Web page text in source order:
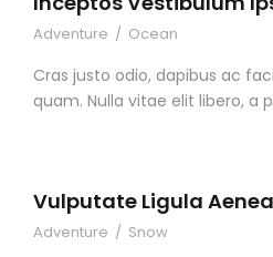
Adventure / Ocean
Cras justo odio, dapibus ac
quam. Nulla vitae elit libero, a
Vulputate Ligula
Adventure / Snow